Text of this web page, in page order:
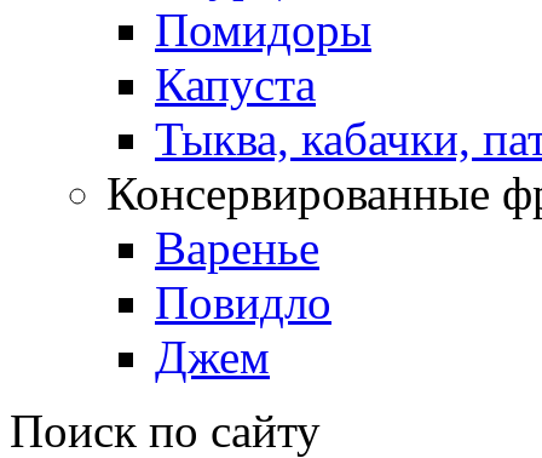
Помидоры
Капуста
Тыква, кабачки,
Консервированные
Варенье
Повидло
Джем
Поиск по сайту